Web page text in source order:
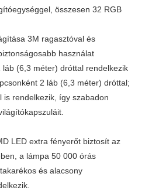
összesen 32 RGB
3M ragasztóval és
használat
(6,3 méter) dróttal rendelkezik
2 láb (6,3 méter) dróttal;
is rendelkezik, így szabadon
LED extra fényerőt biztosít az
a lámpa 50 000 órás
és alacsony